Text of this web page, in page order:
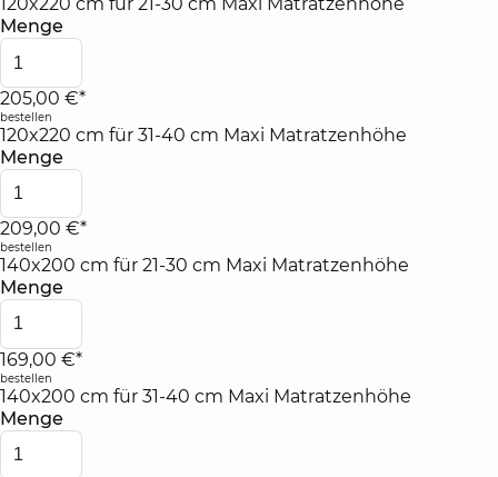
120x220 cm für 21-30 cm Maxi Matratzenhöhe
Menge
205,00 €*
bestellen
120x220 cm für 31-40 cm Maxi Matratzenhöhe
Menge
209,00 €*
bestellen
140x200 cm für 21-30 cm Maxi Matratzenhöhe
Menge
169,00 €*
bestellen
140x200 cm für 31-40 cm Maxi Matratzenhöhe
Menge